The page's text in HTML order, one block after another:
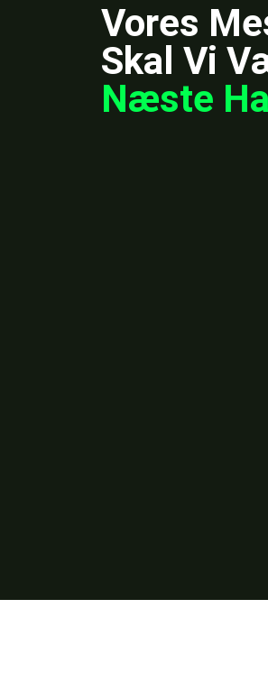
Vores
Skal Vi
Næste